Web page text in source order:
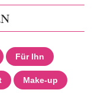
Für Ihn
Make-up